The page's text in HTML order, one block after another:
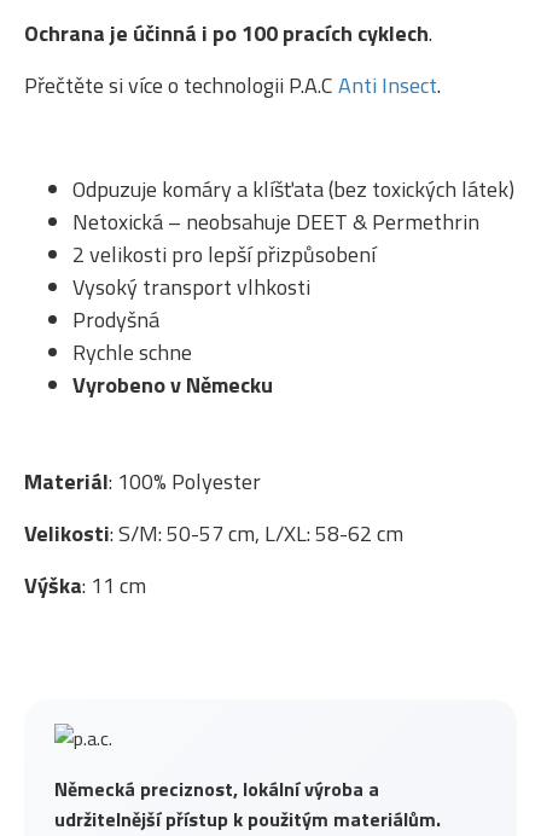
Německá preciznost, lokální výroba a
udržitelnější přístup k použitým materiálům.
Ochrana je účinná i po 100 pracích cyklech.
Přečtěte si více o technologii P.A.CAnti Insect.
Odpuzuje komáry a klíšťata (bez toxických látek)
Netoxická – neobsahuje DEET & Permethrin
2 velikosti pro lepší přizpůsobení
Vysoký transport vlhkosti
Prodyšná
Rychle schne
Vyrobeno v Německu
Materiál: 100% Polyester
Velikosti: S/M: 50-57 cm, L/XL: 58-62 cm
Výška: 11 cm